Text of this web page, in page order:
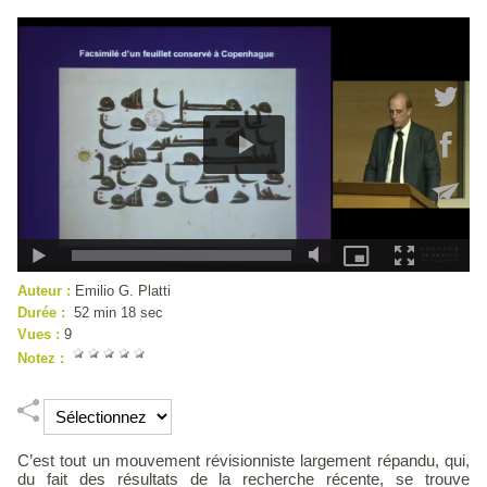
Auteur : Emilio G. Platti
Durée : 52 min 18 sec
Vues : 9
Notez :
C’est tout un mouvement révisionniste largement répandu, qui,
du fait des résultats de la recherche récente, se trouve